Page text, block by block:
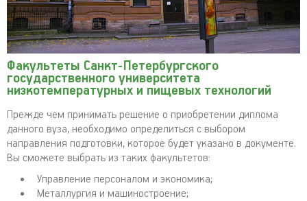
Факультеты Санкт-Петербургского
государственного университета
низкотемпературных и пищевых технологий
Прежде чем принимать решение о приобретении диплома
данного вуза, необходимо определиться с выбором
направления подготовки, которое будет указано в документе.
Вы сможете выбрать из таких факультетов:
Управление персоналом и экономика;
Металлургия и машиностроение;